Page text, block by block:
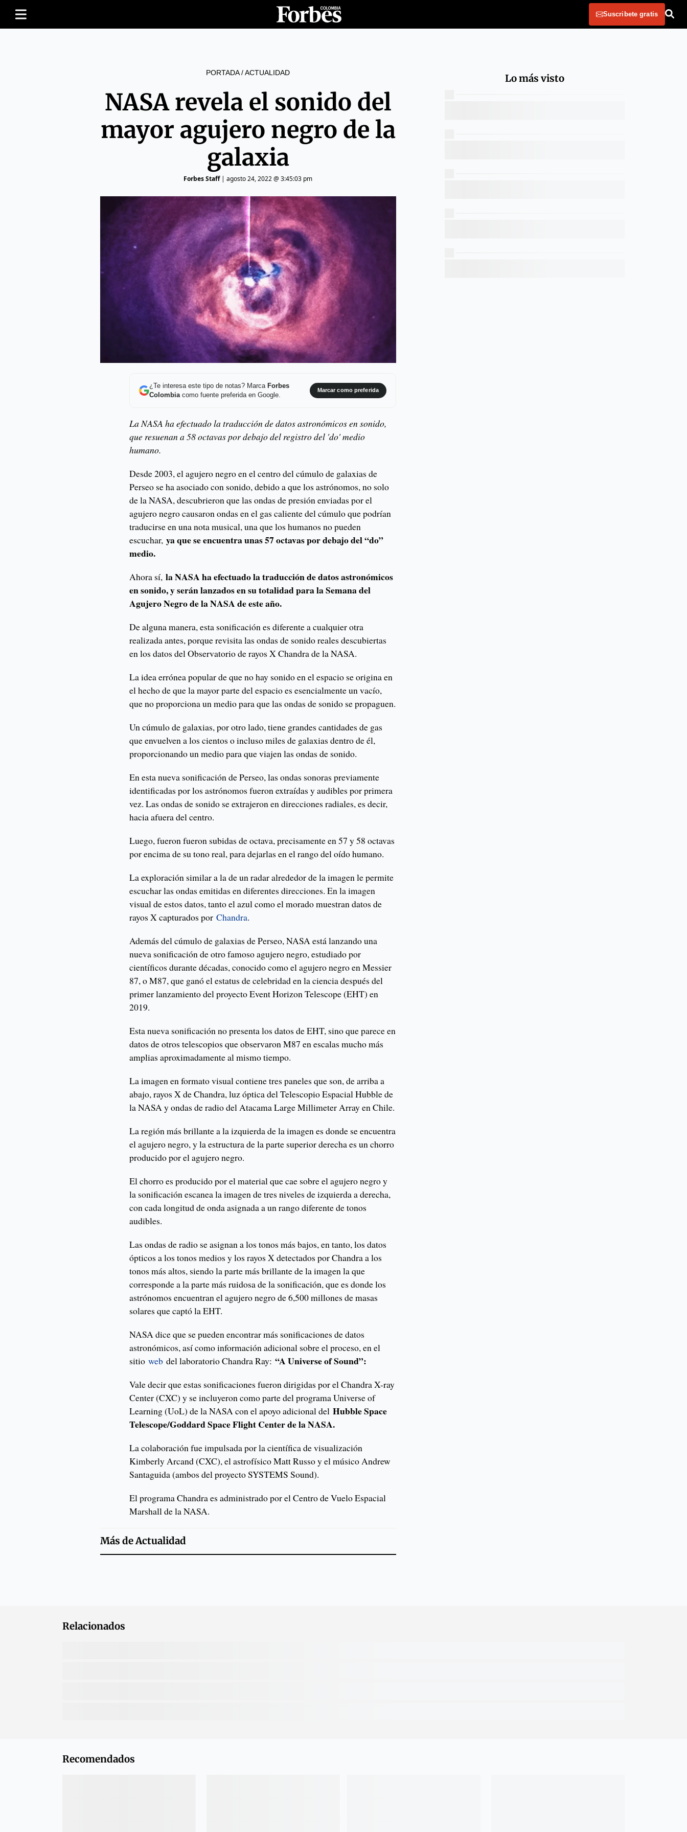
Suscribete gratis
PORTADA/ACTUALIDAD
NASA revela el sonido del
mayor agujero negro de la
galaxia
Forbes Staff| agosto 24, 2022 @ 3:45:03 pm
¿Te interesa este tipo de notas? Marca Forbes
Colombiacomo fuente preferida en Google.
Marcar como preferida
La NASA ha efectuado la traducción de datos astronómicos en sonido,
que resuenan a 58 octavas por debajo del registro del 'do' medio
humano.
Desde 2003, el agujero negro en el centro del cúmulo de galaxias de
Perseo se ha asociado con sonido, debido a que los astrónomos, no solo
de la NASA, descubrieron que las ondas de presión enviadas por el
agujero negro causaron ondas en el gas caliente del cúmulo que podrían
traducirse en una nota musical, una que los humanos no pueden
escuchar,ya que se encuentra unas 57 octavas por debajo del “do”
medio.
Ahora sí,la NASA ha efectuado la traducción de datos astronómicos
en sonido, y serán lanzados en su totalidad para la Semana del
Agujero Negro de la NASA de este año.
De alguna manera, esta sonificación es diferente a cualquier otra
realizada antes, porque revisita las ondas de sonido reales descubiertas
en los datos del Observatorio de rayos X Chandra de la NASA.
La idea errónea popular de que no hay sonido en el espacio se origina en
el hecho de que la mayor parte del espacio es esencialmente un vacío,
que no proporciona un medio para que las ondas de sonido se propaguen.
Un cúmulo de galaxias, por otro lado, tiene grandes cantidades de gas
que envuelven a los cientos o incluso miles de galaxias dentro de él,
proporcionando un medio para que viajen las ondas de sonido.
En esta nueva sonificación de Perseo, las ondas sonoras previamente
identificadas por los astrónomos fueron extraídas y audibles por primera
vez. Las ondas de sonido se extrajeron en direcciones radiales, es decir,
hacia afuera del centro.
Luego, fueron fueron subidas de octava, precisamente en 57 y 58 octavas
por encima de su tono real, para dejarlas en el rango del oído humano.
La exploración similar a la de un radar alrededor de la imagen le permite
escuchar las ondas emitidas en diferentes direcciones. En la imagen
visual de estos datos, tanto el azul como el morado muestran datos de
rayos X capturados porChandra.
Además del cúmulo de galaxias de Perseo, NASA está lanzando una
nueva sonificación de otro famoso agujero negro, estudiado por
científicos durante décadas, conocido como el agujero negro en Messier
87, o M87, que ganó el estatus de celebridad en la ciencia después del
primer lanzamiento del proyecto Event Horizon Telescope (EHT) en
2019.
Esta nueva sonificación no presenta los datos de EHT, sino que parece en
datos de otros telescopios que observaron M87 en escalas mucho más
amplias aproximadamente al mismo tiempo.
La imagen en formato visual contiene tres paneles que son, de arriba a
abajo, rayos X de Chandra, luz óptica del Telescopio Espacial Hubble de
la NASA y ondas de radio del Atacama Large Millimeter Array en Chile.
La región más brillante a la izquierda de la imagen es donde se encuentra
el agujero negro, y la estructura de la parte superior derecha es un chorro
producido por el agujero negro.
El chorro es producido por el material que cae sobre el agujero negro y
la sonificación escanea la imagen de tres niveles de izquierda a derecha,
con cada longitud de onda asignada a un rango diferente de tonos
audibles.
Las ondas de radio se asignan a los tonos más bajos, en tanto, los datos
ópticos a los tonos medios y los rayos X detectados por Chandra a los
tonos más altos, siendo la parte más brillante de la imagen la que
corresponde a la parte más ruidosa de la sonificación, que es donde los
astrónomos encuentran el agujero negro de 6,500 millones de masas
solares que captó la EHT.
NASA dice que se pueden encontrar más sonificaciones de datos
astronómicos, así como información adicional sobre el proceso, en el
sitioweb del laboratorio Chandra Ray:“A Universe of Sound”:
Vale decir que estas sonificaciones fueron dirigidas por el Chandra X-ray
Center (CXC) y se incluyeron como parte del programa Universe of
Learning (UoL) de la NASA con el apoyo adicional delHubble Space
Telescope/Goddard Space Flight Center de la NASA.
La colaboración fue impulsada por la científica de visualización
Kimberly Arcand (CXC), el astrofísico Matt Russo y el músico Andrew
Santaguida (ambos del proyecto SYSTEMS Sound).
El programa Chandra es administrado por el Centro de Vuelo Espacial
Marshall de la NASA.
Más deActualidad
Lo más visto
Relacionados
Recomendados